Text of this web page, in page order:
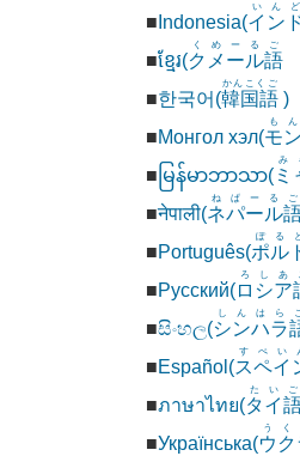
■ Indonesia(イン
いん
■ខ្មែរ(クメール語
くめーるご
■한국어(韓国語
かんこくご
)
■Монгол хэл(モ
も
■ မြန်မာဘာသာ(
み
■नेपाली(ネパール
ねぱーるご
■Português(ポル
ぽる
■Русский(ロシア
ろしあ
■සිංහල(シンハラ
しんはら
■Español(スペイ
すぺい
■ภาษาไทย(タイ
たいご
■Українська(ウ
う